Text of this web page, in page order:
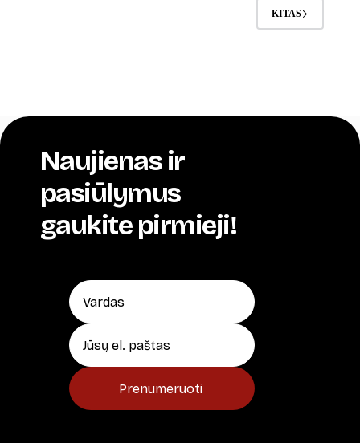
KITAS
Naujienas ir
pasiūlymus
gaukite pirmieji!
Prenumeruoti